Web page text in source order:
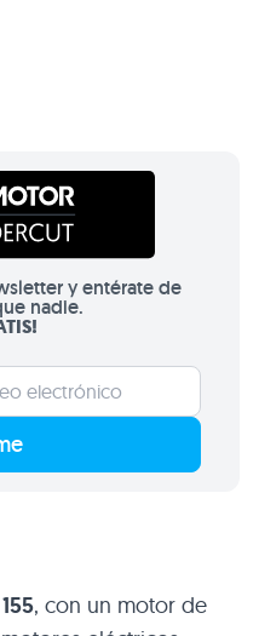
y entérate de
nadie.
, con un motor de